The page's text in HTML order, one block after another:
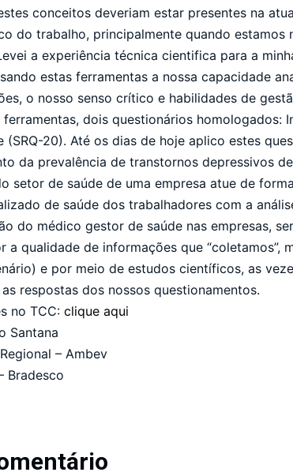
conceitos deveriam estar presentes na
do trabalho, principalmente quando
a experiência técnica cientifica para a
estas ferramentas a nossa capacidade
o nosso senso crítico e habilidades de
dois questionários homologados:
(SRQ-20). Até os dias de hoje aplico estes
da prevalência de transtornos depressivos
setor de saúde de uma empresa atue de
de saúde dos trabalhadores com a
do médico gestor de saúde nas empresas,
a qualidade de informações que “coletamos”,
e por meio de estudos científicos, as
respostas dos nossos questionamentos.
no TCC: clique aqui
Santana
– Ambev
Bradesco